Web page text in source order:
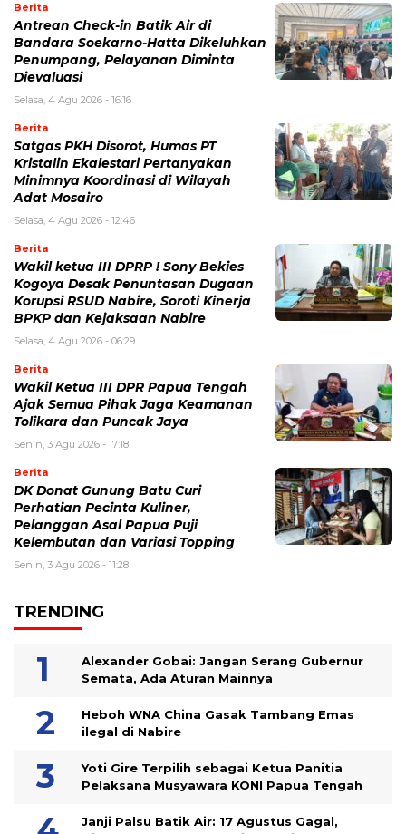
Berita
Antrean Check-in Batik Air di
Bandara Soekarno-Hatta Dikeluhkan
Penumpang, Pelayanan Diminta
Dievaluasi
Selasa, 4 Agu 2026 - 16:16
Berita
Satgas PKH Disorot, Humas PT
Kristalin Ekalestari Pertanyakan
Minimnya Koordinasi di Wilayah
Adat Mosairo
Selasa, 4 Agu 2026 - 12:46
Berita
Wakil ketua III DPRP ! Sony Bekies
Kogoya Desak Penuntasan Dugaan
Korupsi RSUD Nabire, Soroti Kinerja
BPKP dan Kejaksaan Nabire
Selasa, 4 Agu 2026 - 06:29
Berita
Wakil Ketua III DPR Papua Tengah
Ajak Semua Pihak Jaga Keamanan
Tolikara dan Puncak Jaya
Senin, 3 Agu 2026 - 17:18
Berita
DK Donat Gunung Batu Curi
Perhatian Pecinta Kuliner,
Pelanggan Asal Papua Puji
Kelembutan dan Variasi Topping
Senin, 3 Agu 2026 - 11:28
TRENDING
Alexander Gobai: Jangan Serang Gubernur
Semata, Ada Aturan Mainnya
Heboh WNA China Gasak Tambang Emas
ilegal di Nabire
Yoti Gire Terpilih sebagai Ketua Panitia
Pelaksana Musyawara KONI Papua Tengah
Janji Palsu Batik Air: 17 Agustus Gagal,